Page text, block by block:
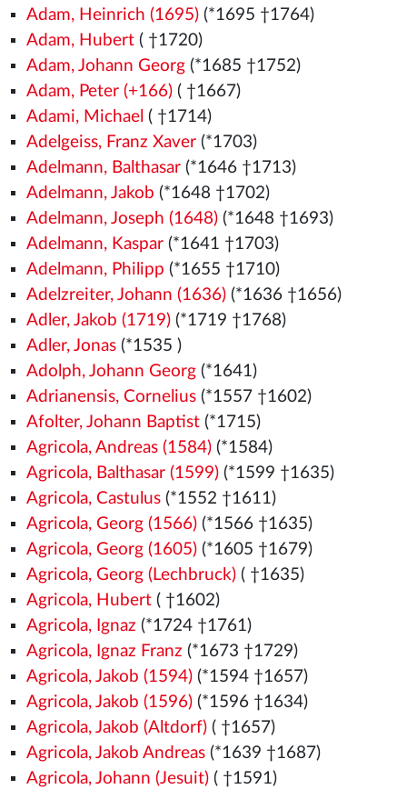
Adam, Heinrich (1695)(*1695 †1764)
Adam, Hubert( †1720)
Adam, Johann Georg(*1685 †1752)
Adam, Peter (+166)( †1667)
Adami, Michael ( †1714)
Adelgeiss, Franz Xaver(*1703)
Adelmann, Balthasar(*1646 †1713)
Adelmann, Jakob (*1648 †1702)
Adelmann, Joseph (1648)(*1648 †1693)
Adelmann, Kaspar(*1641 †1703)
Adelmann, Philipp (*1655 †1710)
Adelzreiter, Johann (1636)(*1636 †1656)
Adler, Jakob (1719)(*1719 †1768)
Adler, Jonas(*1535 )
Adolph, Johann Georg(*1641)
Adrianensis, Cornelius(*1557 †1602)
Afolter, Johann Baptist(*1715)
Agricola, Andreas (1584)(*1584)
Agricola, Balthasar (1599)(*1599 †1635)
Agricola, Castulus(*1552 †1611)
Agricola, Georg (1566)(*1566 †1635)
Agricola, Georg (1605)(*1605 †1679)
Agricola, Georg (Lechbruck)( †1635)
Agricola, Hubert( †1602)
Agricola, Ignaz (*1724 †1761)
Agricola, Ignaz Franz (*1673 †1729)
Agricola, Jakob (1594)(*1594 †1657)
Agricola, Jakob (1596)(*1596 †1634)
Agricola, Jakob (Altdorf)( †1657)
Agricola, Jakob Andreas(*1639 †1687)
Agricola, Johann (Jesuit)( †1591)